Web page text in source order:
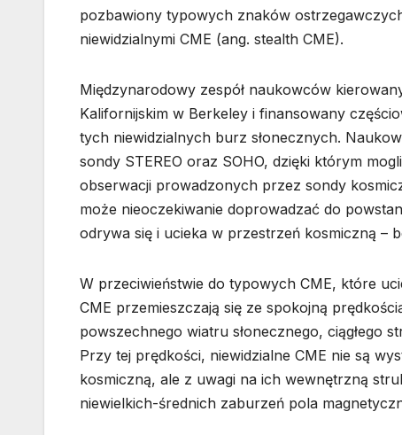
pozbawiony typowych znaków
niewidzialnymi CME (ang. stealth CME).
Międzynarodowy zespół naukowców
Kalifornijskim w Berkeley i finansowany
tych niewidzialnych burz słonecznych.
sondy STEREO oraz SOHO, dzięki którym
obserwacji prowadzonych przez sondy
może nieoczekiwanie doprowadzać do
odrywa się i ucieka w przestrzeń kosmiczną –
W przeciwieństwie do typowych CME, które
CME przemieszczają się ze spokojną
powszechnego wiatru słonecznego, ciągłego
Przy tej prędkości, niewidzialne CME nie są
kosmiczną, ale z uwagi na ich wewnętrzną
niewielkich-średnich zaburzeń pola